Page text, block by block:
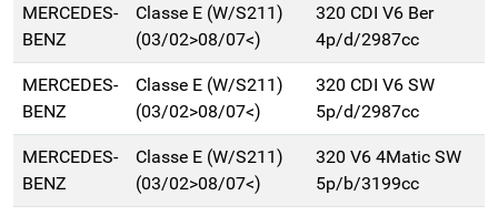
MERCEDES-
BENZ
Classe E (W/S211)
(03/02>08/07<)
320 CDI V6 Ber
4p/d/2987cc
MERCEDES-
BENZ
Classe E (W/S211)
(03/02>08/07<)
320 CDI V6 SW
5p/d/2987cc
MERCEDES-
BENZ
Classe E (W/S211)
(03/02>08/07<)
320 V6 4Matic SW
5p/b/3199cc